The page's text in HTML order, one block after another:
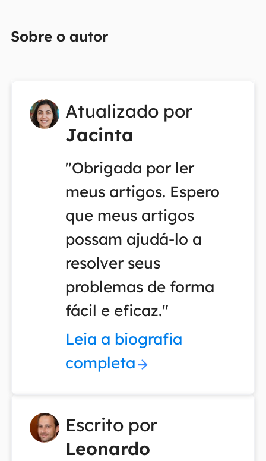
Sobre o autor
Atualizado por
Jacinta
"Obrigada por ler
meus artigos. Espero
que meus artigos
possam ajudá-lo a
resolver seus
problemas de forma
fácil e eficaz."
Leia a biografia
completa
Escrito por
Leonardo